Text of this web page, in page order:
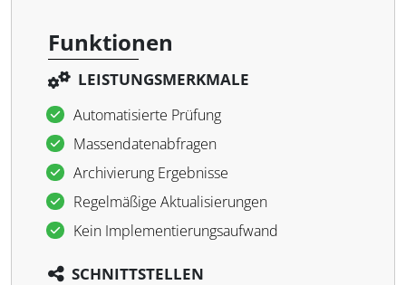
Funktionen
LEISTUNGSMERKMALE
Automatisierte Prüfung
Massendatenabfragen
Archivierung Ergebnisse
Regelmäßige Aktualisierungen
Kein Implementierungsaufwand
SCHNITTSTELLEN